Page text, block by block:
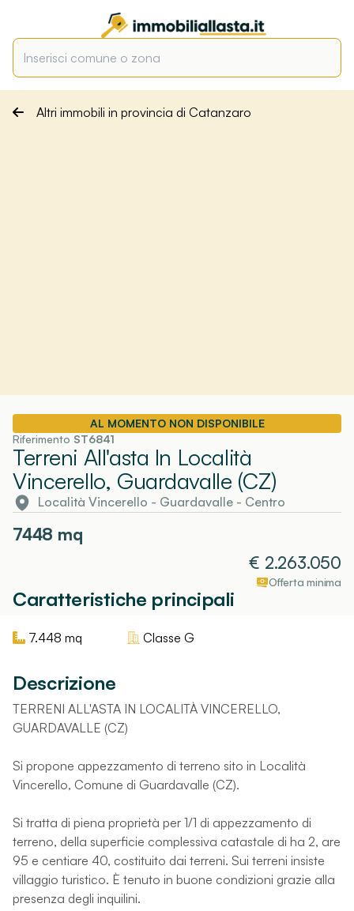
Altri immobili in provincia di Catanzaro
AL MOMENTO NON DISPONIBILE
Riferimento ST6841
Terreni All'asta In Località
Vincerello, Guardavalle (CZ)
Località Vincerello - Guardavalle - Centro
7448 mq
€ 2.263.050
Offerta minima
Caratteristiche principali
7.448 mq ClasseG
Descrizione
TERRENI ALL'ASTA IN LOCALITÀ VINCERELLO,
GUARDAVALLE (CZ)
Si propone appezzamento di terreno sito in Località
Vincerello, Comune di Guardavalle (CZ).
Si tratta di piena proprietà per 1/1 di appezzamento di
terreno, della superficie complessiva catastale di ha 2, are
95 e centiare 40, costituito dai terreni. Sui terreni insiste
villaggio turistico. È tenuto in buone condizioni grazie alla
presenza degli inquilini.